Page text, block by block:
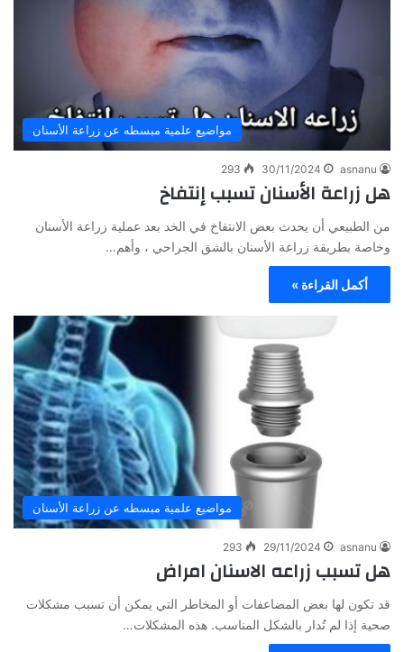
مواضيع علمية مبسطه عن زراعة الأسنان
asnanu
30/11/2024
293
هل زراعة الأسنان تسبب إنتفاخ
من الطبيعي أن يحدث بعض الانتفاخ في الخد بعد عملية زراعة الأسنان
وخاصة بطريقة زراعة الأسنان بالشق الجراحي ، وأهم…
أكمل القراءة »
مواضيع علمية مبسطه عن زراعة الأسنان
asnanu
29/11/2024
293
هل تسبب زراعه الاسنان امراض
قد تكون لها بعض المضاعفات أو المخاطر التي يمكن أن تسبب مشكلات
صحية إذا لم تُدار بالشكل المناسب. هذه المشكلات…